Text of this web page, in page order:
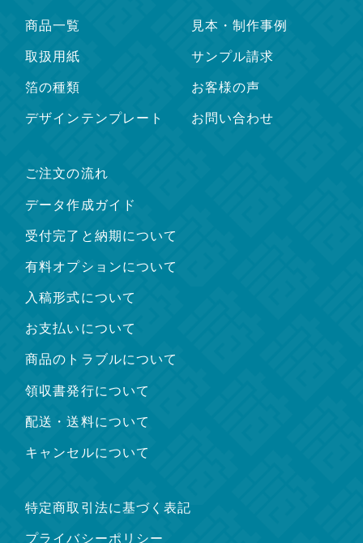
商品一覧
取扱用紙
箔の種類
デザインテンプレート
見本・制作事例
サンプル請求
お客様の声
お問い合わせ
ご注文の流れ
データ作成ガイド
受付完了と納期について
有料オプションについて
入稿形式について
お支払いについて
商品のトラブルについて
領収書発行について
配送・送料について
キャンセルについて
特定商取引法に基づく表記
プライバシーポリシー